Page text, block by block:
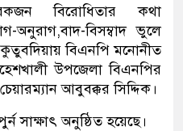
বিরোধিতার কথা
অনুরাগ,বাদ-বিসম্বাদ ভুলে
বিএনপি মনোনীত
উপজেলা বিএনপির
আবুবক্কর সিদ্দিক।
সাক্ষাৎ অনুষ্ঠিত হয়েছে।